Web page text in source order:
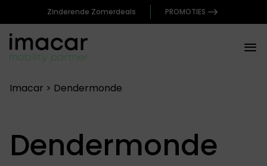
Zinderende Zomerdeals PROMOTIES
Imacar > Dendermonde
Dendermonde